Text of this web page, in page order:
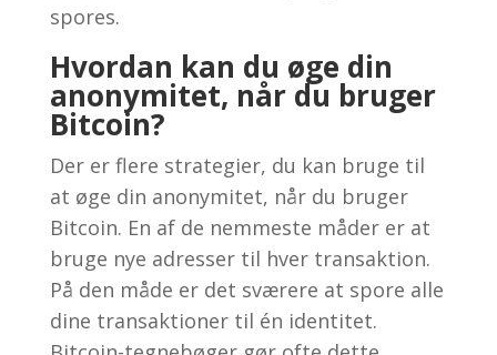
spores.
Hvordan kan du øge din
anonymitet, når du bruger
Bitcoin?
Der er flere strategier, du kan bruge til
at øge din anonymitet, når du bruger
Bitcoin. En af de nemmeste måder er at
bruge nye adresser til hver transaktion.
På den måde er det sværere at spore alle
dine transaktioner til én identitet.